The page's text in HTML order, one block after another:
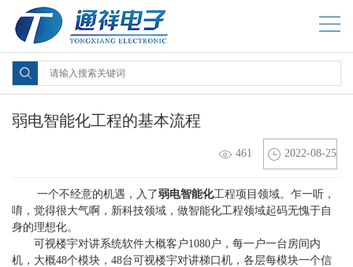
弱电智能化工程的基本流程
461 2022-08-25
一个不经意的机遇，入了弱电智能化工程项目领域。乍一听，
唷，觉得很大气啊，新科技领域，做智能化工程领域起码无愧于自
身的理想化。
可视楼宇对讲系统软件大概客户1080户，每一户一台房间内
机，大概48个模块，48台可视楼宇对讲梯口机，各层每模块一个信